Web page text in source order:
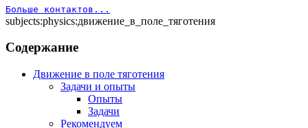
Больше контактов...
subjects:physics:движение_в_поле_тяготения
Содержание
Движение в поле тяготения
Задачи и опыты
Опыты
Задачи
Рекомендуем